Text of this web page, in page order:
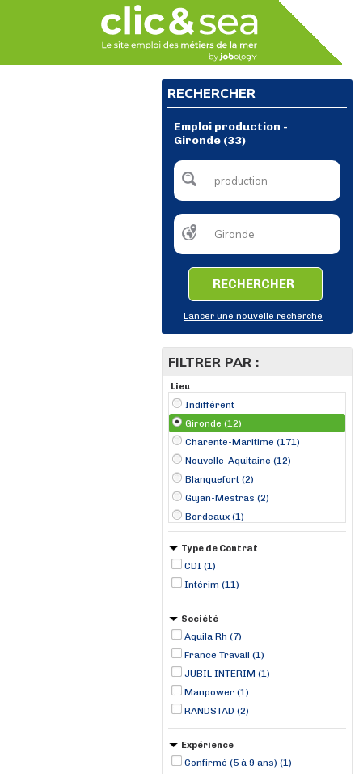
RECHERCHER
Emploi production -
Gironde (33)
RECHERCHER
Lancer une nouvelle recherche
FILTRER PAR :
Lieu
Indifférent
Gironde (12)
Charente-Maritime (171)
Nouvelle-Aquitaine (12)
Blanquefort (2)
Gujan-Mestras (2)
Bordeaux (1)
Braud-et-Saint-Louis (1)
Canéjean (1)
Cestas (1)
Langon (1)
Type de Contrat
CDI (1)
Intérim (11)
Société
Aquila Rh (7)
France Travail (1)
JUBIL INTERIM (1)
Manpower (1)
RANDSTAD (2)
Expérience
Confirmé (5 à 9 ans) (1)